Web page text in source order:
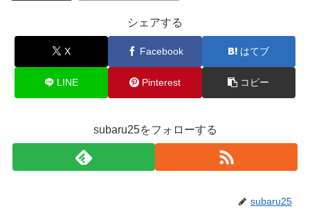
シェアする
X Facebook はてブ
LINE Pinterest コピー
subaru25をフォローする
subaru25